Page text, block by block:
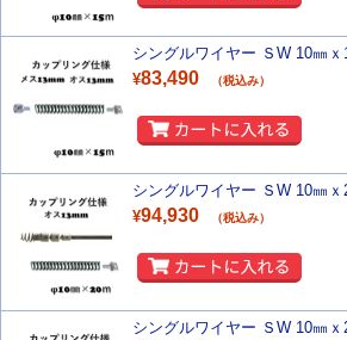
シングルワイヤー ＳW 10㎜
¥83,490 （税込み）
シングルワイヤー ＳW 10㎜
¥94,930 （税込み）
シングルワイヤー ＳW 10㎜